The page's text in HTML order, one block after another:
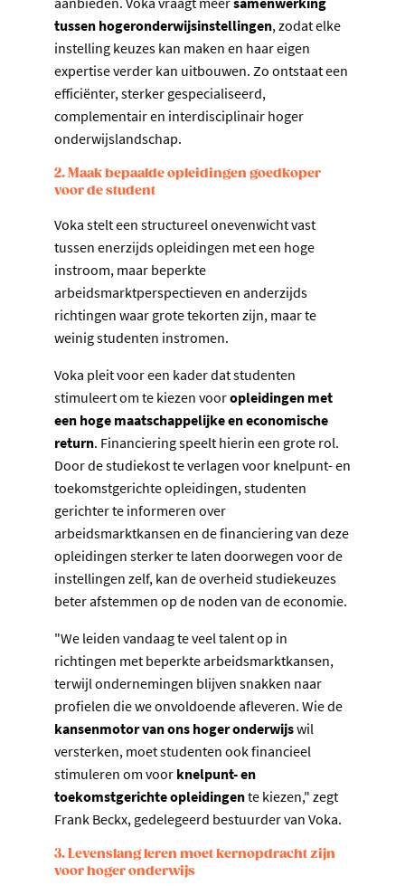
tussen hogeronderwijsinstellingen, zodat elke
instelling keuzes kan maken en haar eigen
expertise verder kan uitbouwen. Zo ontstaat een
efficiënter, sterker gespecialiseerd,
complementair en interdisciplinair hoger
onderwijslandschap.
2. Maak bepaalde opleidingen goedkoper
voor de student
Voka stelt een structureel onevenwicht vast
tussen enerzijds opleidingen met een hoge
instroom, maar beperkte
arbeidsmarktperspectieven en anderzijds
richtingen waar grote tekorten zijn, maar te
weinig studenten instromen.
Voka pleit voor een kader dat studenten
stimuleert om te kiezen vooropleidingen met
een hoge maatschappelijke en economische
return. Financiering speelt hierin een grote rol.
Door de studiekost te verlagen voor knelpunt- en
toekomstgerichte opleidingen, studenten
gerichter te informeren over
arbeidsmarktkansen en de financiering van deze
opleidingen sterker te laten doorwegen voor de
instellingen zelf, kan de overheid studiekeuzes
beter afstemmen op de noden van de economie.
"We leiden vandaag te veel talent op in
richtingen met beperkte arbeidsmarktkansen,
terwijl ondernemingen blijven snakken naar
profielen die we onvoldoende afleveren. Wie de
kansenmotor van ons hoger onderwijswil
versterken, moet studenten ook financieel
stimuleren om voor knelpunt- en
toekomstgerichte opleidingente kiezen," zegt
Frank Beckx, gedelegeerd bestuurder van Voka.
3. Levenslang leren moet kernopdracht zijn
voor hoger onderwijs